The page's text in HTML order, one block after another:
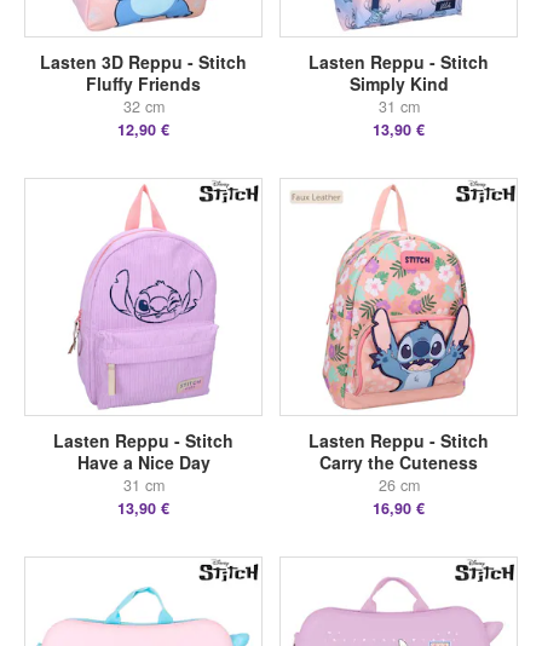
Lasten 3D Reppu - Stitch
Fluffy Friends
32 cm
12,90 €
Lasten Reppu - Stitch
Simply Kind
31 cm
13,90 €
Lasten Reppu - Stitch
Have a Nice Day
31 cm
13,90 €
Lasten Reppu - Stitch
Carry the Cuteness
26 cm
16,90 €